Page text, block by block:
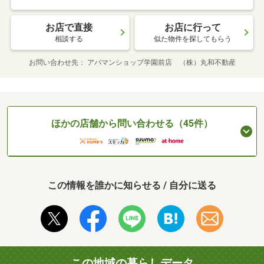
お店で直接
相談する
お店に行って
似た物件を探してもらう
お問い合わせ先 アパマンショップ学園前店 （株）丸和不動産
ほかの店舗から問い合わせる（45件）
この情報を誰かに知らせる / 自分に送る